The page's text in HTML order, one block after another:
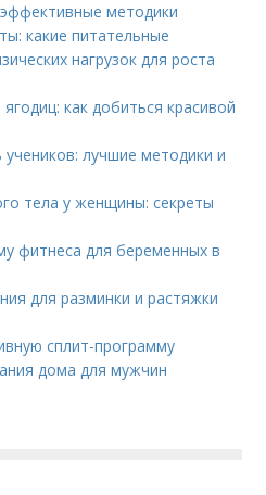
методики
какие питательные
нагрузок для роста
как добиться красивой
учеников: лучшие методики и
тела у женщины: секреты
фитнеса для беременных в
для разминки и растяжки
сплит-программу
дома для мужчин